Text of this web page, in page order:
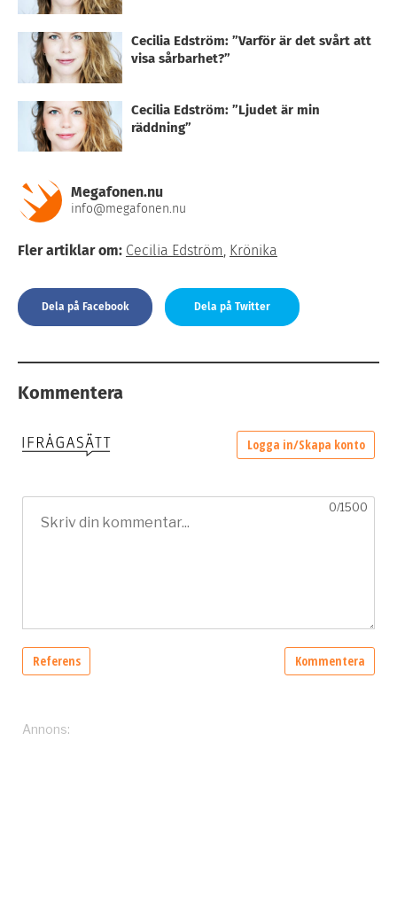
Cecilia Edström: ”Varför är det svårt att
visa sårbarhet?”
Cecilia Edström: ”Ljudet är min
räddning”
Megafonen.nu
info@megafonen.nu
Fler artiklar om: Cecilia Edström Krönika
Dela på Facebook Dela på Twitter
Kommentera